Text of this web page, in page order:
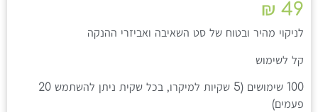
₪49
לניקוי מהיר ובטוח של סט השאיבה ואביזרי ההנקה
קל לשימוש
100 שימושים (5 שקיות למיקרו, בכל שקית ניתן להשתמש 20
פעמים)